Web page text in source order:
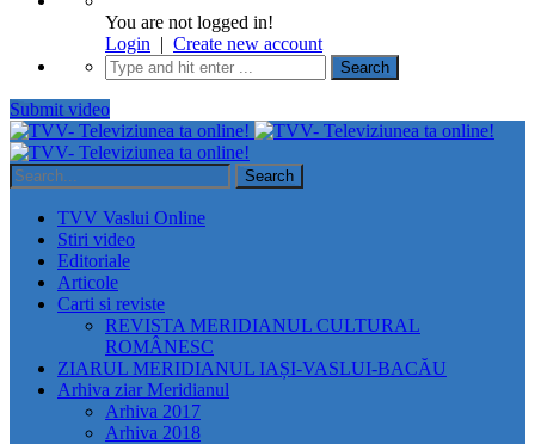
You are not logged in!
Login | Create new account
Submit video
TVV Vaslui Online
Stiri video
Editoriale
Articole
Carti si reviste
REVISTA MERIDIANUL CULTURAL
ROMÂNESC
ZIARUL MERIDIANUL IAȘI-VASLUI-BACĂU
Arhiva ziar Meridianul
Arhiva 2017
Arhiva 2018